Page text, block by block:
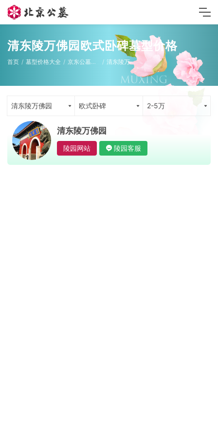
清东陵万佛园欧式卧碑墓型价格
首页 墓型价格大全 京东公墓墓型 清东陵万佛园
清东陵万佛园 欧式卧碑 2-5万
清东陵万佛园
陵园网站 陵园客服